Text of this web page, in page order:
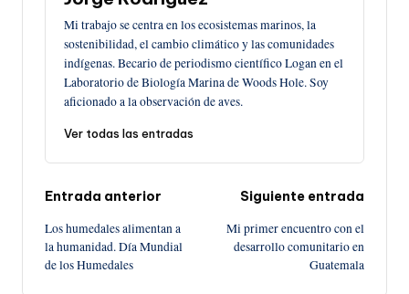
Mi trabajo se centra en los ecosistemas marinos, la
sostenibilidad, el cambio climático y las comunidades
indígenas. Becario de periodismo científico Logan en el
Laboratorio de Biología Marina de Woods Hole. Soy
aficionado a la observación de aves.
Ver todas las entradas
Navegación
de
entradas
Entrada anterior
Los humedales alimentan a
la humanidad. Día Mundial
de los Humedales
Siguiente entrada
Mi primer encuentro con el
desarrollo comunitario en
Guatemala